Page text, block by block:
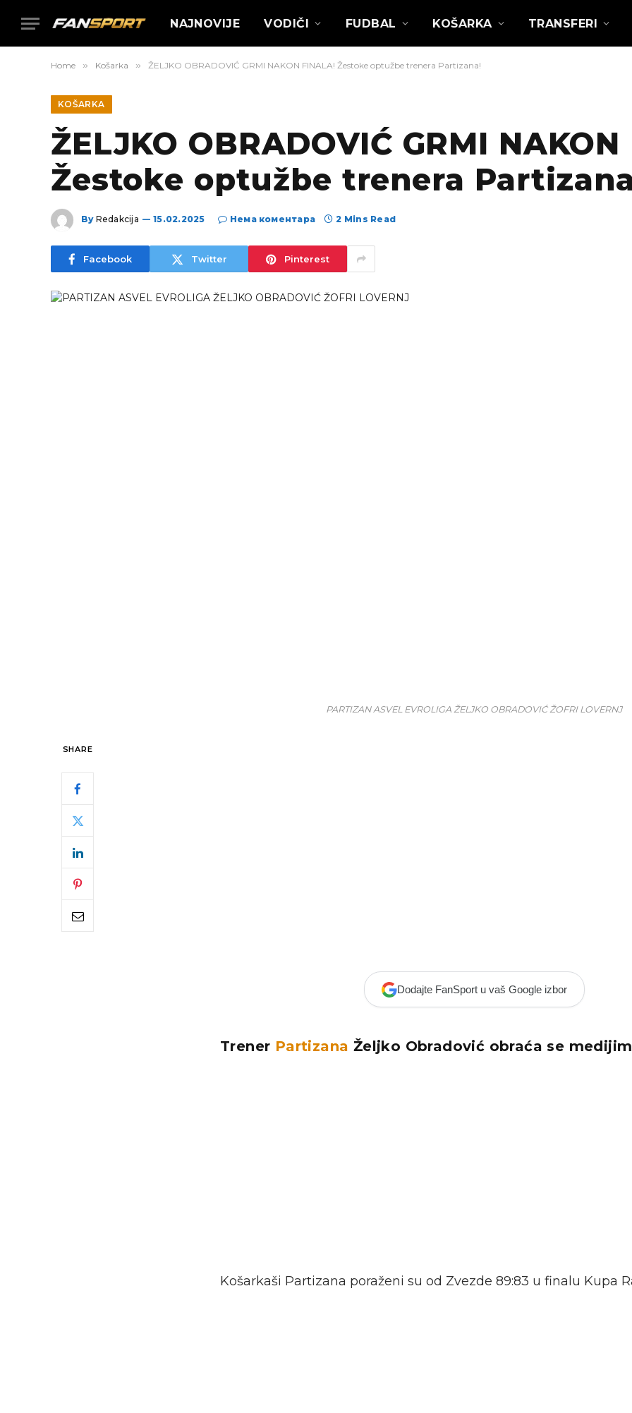
NAJNOVIJE VODIČI FUDBAL KOŠARKA TRANSFERI
Home » Košarka » ŽELJKO OBRADOVIĆ GRMI NAKON FINALA! Žestoke optužbe trenera Partizana!
KOŠARKA
ŽELJKO OBRADOVIĆ GRMI
Žestoke optužbe trenera
By Redakcija 15.02.2025 Нема коментара 2 Mins Read
Facebook Twitter Pinterest
PARTIZAN ASVEL EVROLIGA ŽELJKO OBRADOVIĆ ŽOFRI LOVERNJ
SHARE
Dodajte FanSport u vaš Google izbor
Trener Partizana Željko Obradović obraća se
Košarkaši Partizana poraženi su od Zvezde 89:83 u finalu Kupa